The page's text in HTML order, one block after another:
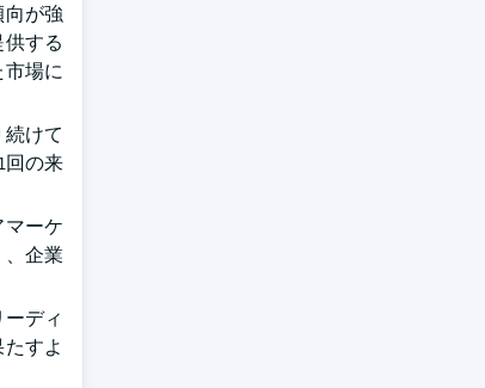
が強
する
場に
けて
回の来
ーケ
企業
ディ
すよ